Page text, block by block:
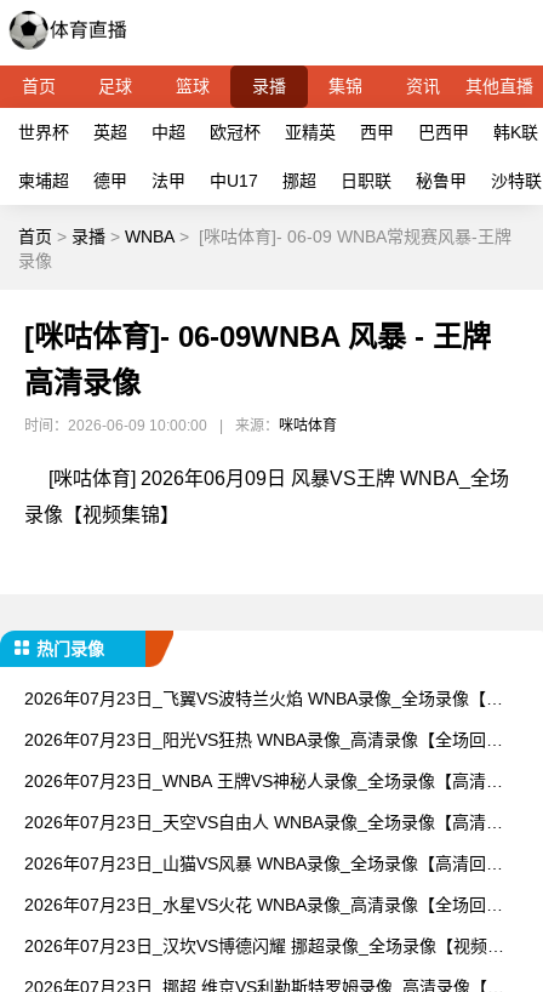
首页 足球 篮球 录播 集锦 资讯 其他直播
世界杯 英超 中超 欧冠杯 亚精英 西甲 巴西甲 韩K联
柬埔超 德甲 法甲 中U17 挪超 日职联 秘鲁甲 沙特联
首页 > 录播 > WNBA > [咪咕体育]- 06-09 WNBA常规赛风暴-王牌
录像
[咪咕体育]- 06-09WNBA 风暴 - 王牌
高清录像
时间：2026-06-09 10:00:00 来源： 咪咕体育
[咪咕体育] 2026年06月09日 风暴VS王牌 WNBA_全场
录像【视频集锦】
热门录像
2026年07月23日_飞翼VS波特兰火焰 WNBA录像_全场录像【视
2026年07月23日_阳光VS狂热 WNBA录像_高清录像【全场回
2026年07月23日_WNBA 王牌VS神秘人录像_全场录像【高清回
2026年07月23日_天空VS自由人 WNBA录像_全场录像【高清回
2026年07月23日_山猫VS风暴 WNBA录像_全场录像【高清回
2026年07月23日_水星VS火花 WNBA录像_高清录像【全场回
2026年07月23日_汉坎VS博德闪耀 挪超录像_全场录像【视频集
2026年07月23日_挪超 维京VS利勒斯特罗姆录像_高清录像【全